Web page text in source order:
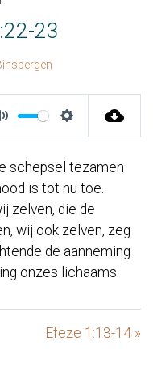
23
Mute Settings
schepsel tezamen
is tot nu toe.
zelven, die de
wij ook zelven, zeg
de aanneming
onzes lichaams.
Efeze 1:13-14 »